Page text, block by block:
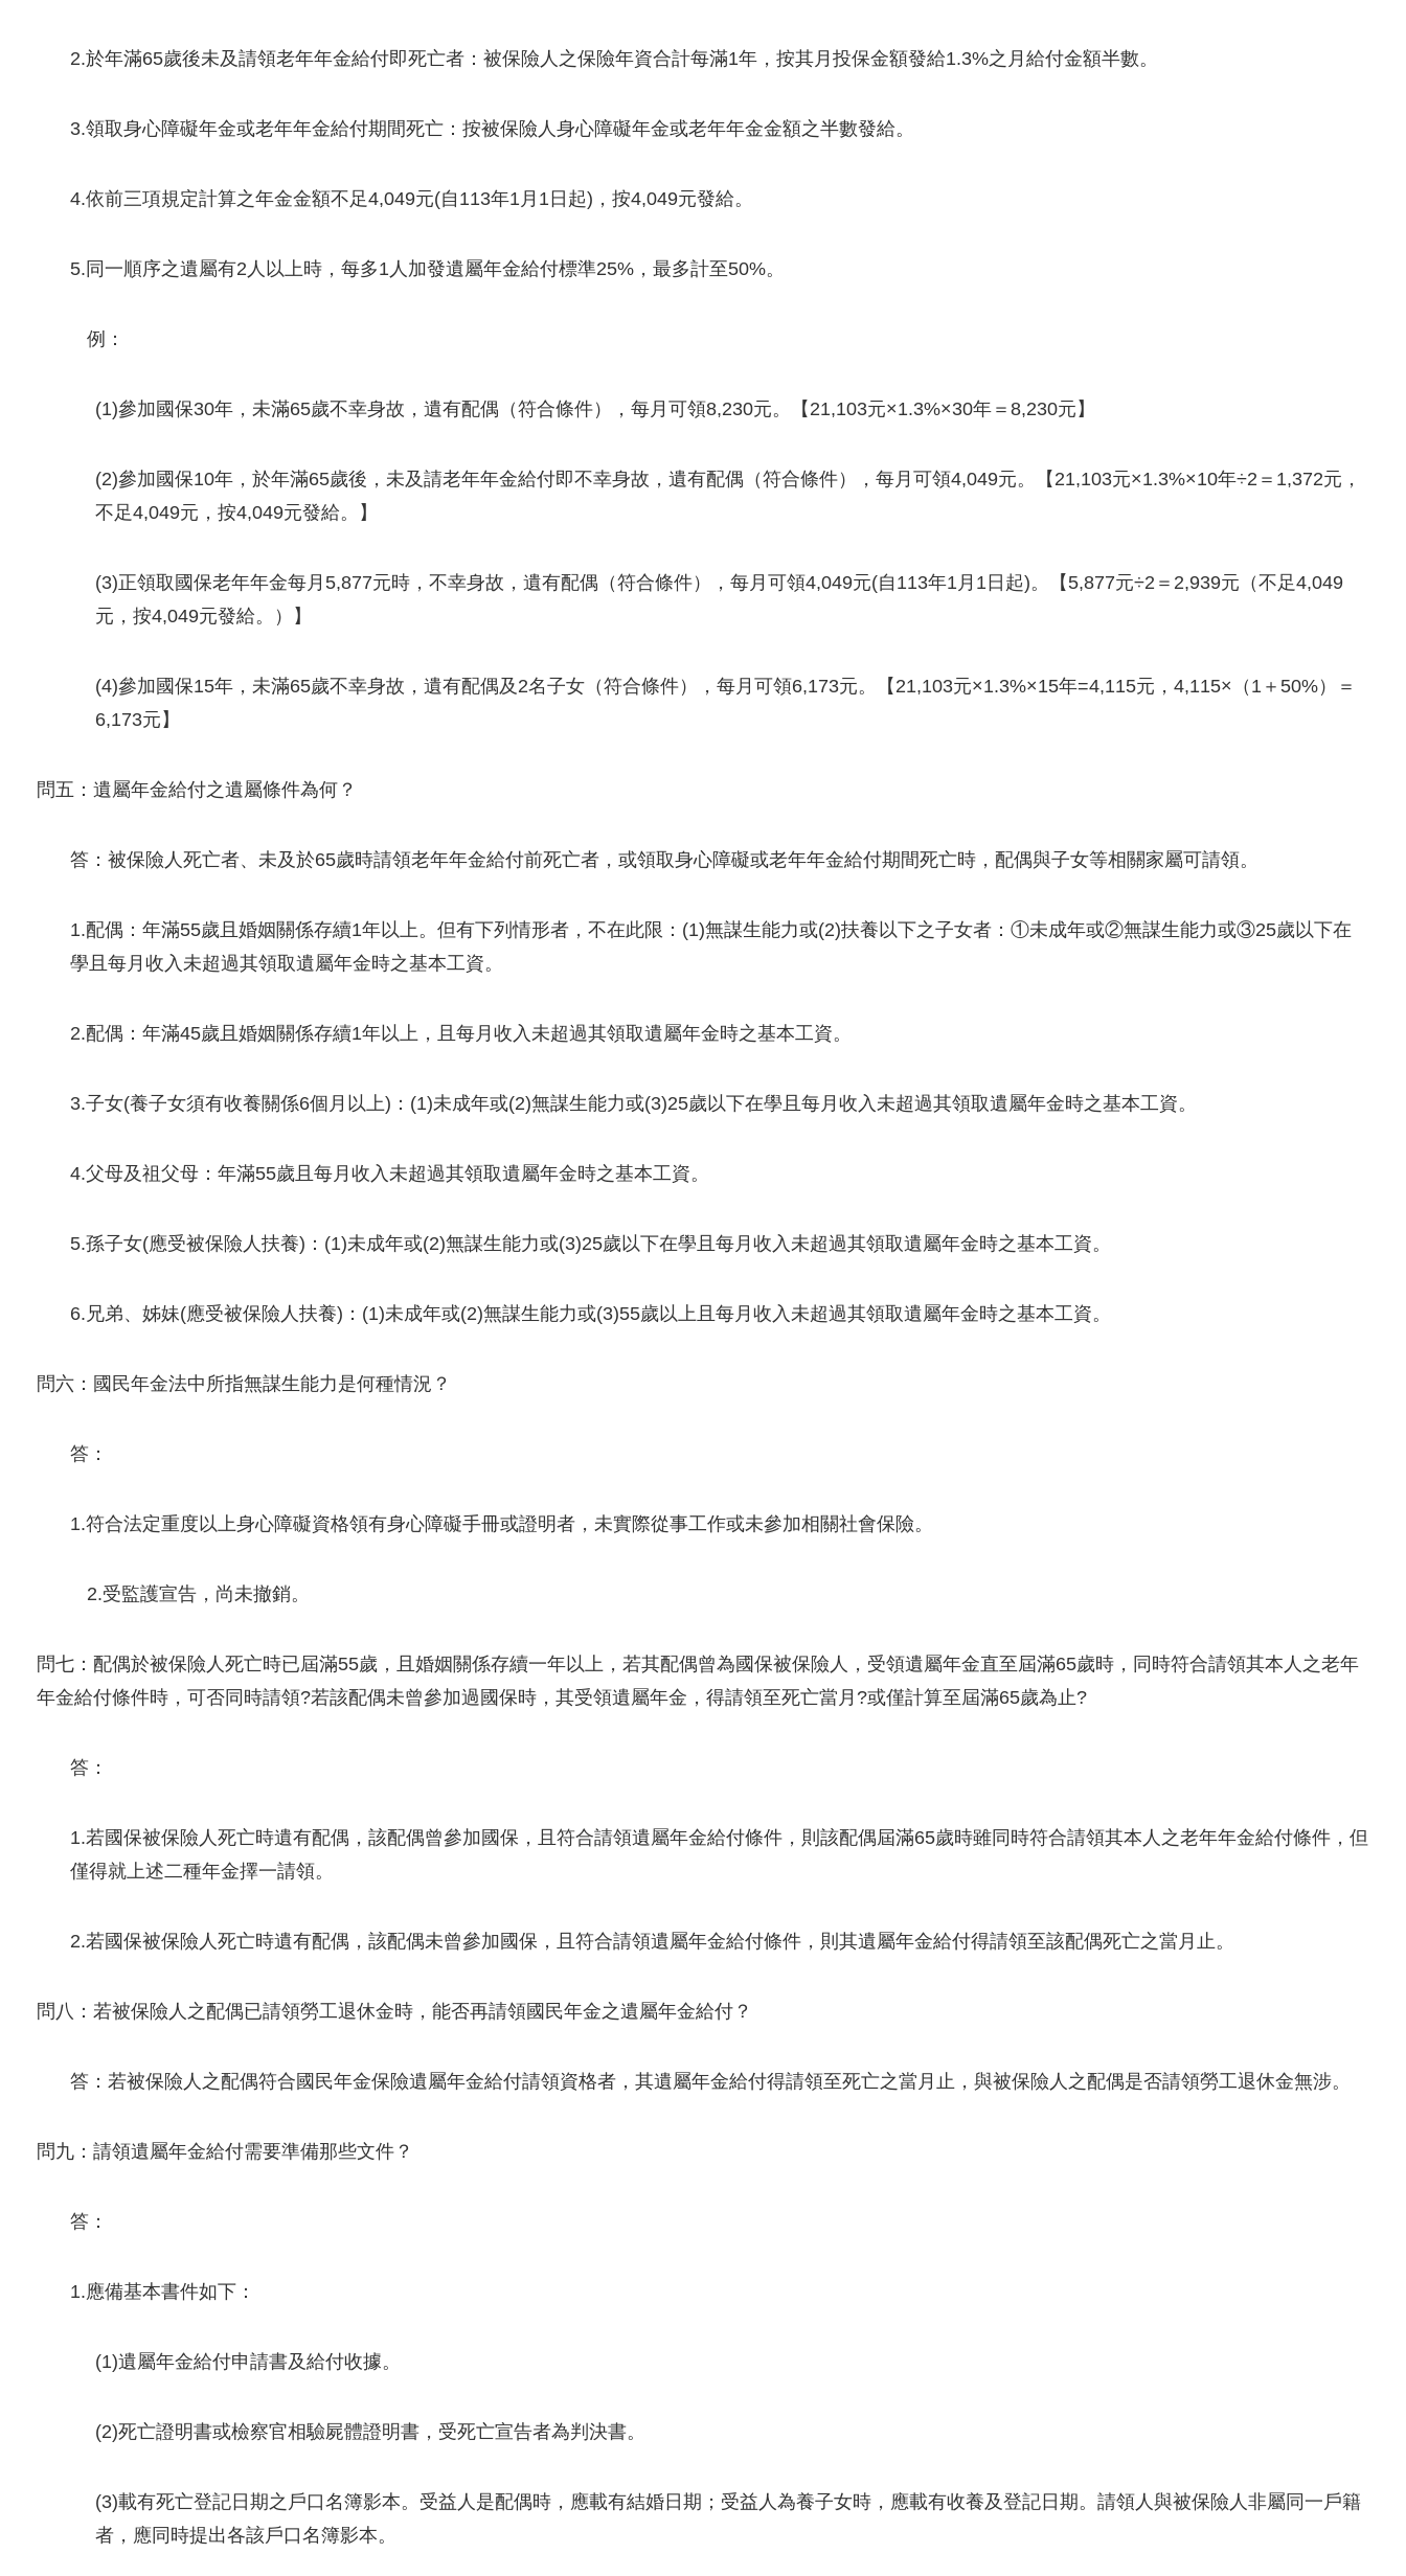
2.於年滿65歲後未及請領老年年金給付即死亡者：被保險人之保險年資合計每滿1年，按其月投保金額發給1.3%之月給付金額半數。
3.領取身心障礙年金或老年年金給付期間死亡：按被保險人身心障礙年金或老年年金金額之半數發給。
4.依前三項規定計算之年金金額不足4,049元(自113年1月1日起)，按4,049元發給。
5.同一順序之遺屬有2人以上時，每多1人加發遺屬年金給付標準25%，最多計至50%。
例：
(1)參加國保30年，未滿65歲不幸身故，遺有配偶（符合條件），每月可領8,230元。【21,103元×1.3%×30年＝8,230元】
(2)參加國保10年，於年滿65歲後，未及請老年年金給付即不幸身故，遺有配偶（符合條件），每月可領4,049元。【21,103元×1.3%×10年÷2＝1,372元，
不足4,049元，按4,049元發給。】
(3)正領取國保老年年金每月5,877元時，不幸身故，遺有配偶（符合條件），每月可領4,049元(自113年1月1日起)。【5,877元÷2＝2,939元（不足4,049
元，按4,049元發給。）】
(4)參加國保15年，未滿65歲不幸身故，遺有配偶及2名子女（符合條件），每月可領6,173元。【21,103元×1.3%×15年=4,115元，4,115×（1＋50%）＝
6,173元】
問五：遺屬年金給付之遺屬條件為何？
答：被保險人死亡者、未及於65歲時請領老年年金給付前死亡者，或領取身心障礙或老年年金給付期間死亡時，配偶與子女等相關家屬可請領。
1.配偶：年滿55歲且婚姻關係存續1年以上。但有下列情形者，不在此限：(1)無謀生能力或(2)扶養以下之子女者：①未成年或②無謀生能力或③25歲以下在
學且每月收入未超過其領取遺屬年金時之基本工資。
2.配偶：年滿45歲且婚姻關係存續1年以上，且每月收入未超過其領取遺屬年金時之基本工資。
3.子女(養子女須有收養關係6個月以上)：(1)未成年或(2)無謀生能力或(3)25歲以下在學且每月收入未超過其領取遺屬年金時之基本工資。
4.父母及祖父母：年滿55歲且每月收入未超過其領取遺屬年金時之基本工資。
5.孫子女(應受被保險人扶養)：(1)未成年或(2)無謀生能力或(3)25歲以下在學且每月收入未超過其領取遺屬年金時之基本工資。
6.兄弟、姊妹(應受被保險人扶養)：(1)未成年或(2)無謀生能力或(3)55歲以上且每月收入未超過其領取遺屬年金時之基本工資。
問六：國民年金法中所指無謀生能力是何種情況？
答：
1.符合法定重度以上身心障礙資格領有身心障礙手冊或證明者，未實際從事工作或未參加相關社會保險。
2.受監護宣告，尚未撤銷。
問七：配偶於被保險人死亡時已屆滿55歲，且婚姻關係存續一年以上，若其配偶曾為國保被保險人，受領遺屬年金直至屆滿65歲時，同時符合請領其本人之老年
年金給付條件時，可否同時請領?若該配偶未曾參加過國保時，其受領遺屬年金，得請領至死亡當月?或僅計算至屆滿65歲為止?
答：
1.若國保被保險人死亡時遺有配偶，該配偶曾參加國保，且符合請領遺屬年金給付條件，則該配偶屆滿65歲時雖同時符合請領其本人之老年年金給付條件，但
僅得就上述二種年金擇一請領。
2.若國保被保險人死亡時遺有配偶，該配偶未曾參加國保，且符合請領遺屬年金給付條件，則其遺屬年金給付得請領至該配偶死亡之當月止。
問八：若被保險人之配偶已請領勞工退休金時，能否再請領國民年金之遺屬年金給付？
答：若被保險人之配偶符合國民年金保險遺屬年金給付請領資格者，其遺屬年金給付得請領至死亡之當月止，與被保險人之配偶是否請領勞工退休金無涉。
問九：請領遺屬年金給付需要準備那些文件？
答：
1.應備基本書件如下：
(1)遺屬年金給付申請書及給付收據。
(2)死亡證明書或檢察官相驗屍體證明書，受死亡宣告者為判決書。
(3)載有死亡登記日期之戶口名簿影本。受益人是配偶時，應載有結婚日期；受益人為養子女時，應載有收養及登記日期。請領人與被保險人非屬同一戶籍
者，應同時提出各該戶口名簿影本。